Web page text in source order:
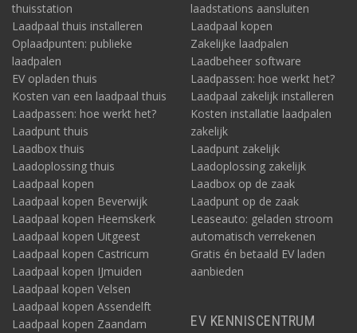
thuisstation
Laadpaal thuis installeren
Oplaadpunten: publieke
laadpalen
EV opladen thuis
Kosten van een laadpaal thuis
Laadpassen: hoe werkt het?
Laadpunt thuis
Laadbox thuis
Laadoplossing thuis
Laadpaal kopen
Laadpaal kopen Beverwijk
Laadpaal kopen Heemskerk
Laadpaal kopen Uitgeest
Laadpaal kopen Castricum
Laadpaal kopen IJmuiden
Laadpaal kopen Velsen
Laadpaal kopen Assendelft
Laadpaal kopen Zaandam
laadstations aansluiten
Laadpaal kopen
Zakelijke laadpalen
Laadbeheer software
Laadpassen: hoe werkt het?
Laadpaal zakelijk installeren
Kosten installatie laadpalen
zakelijk
Laadpunt zakelijk
Laadoplossing zakelijk
Laadbox op de zaak
Laadpunt op de zaak
Leaseauto: geladen stroom
automatisch verrekenen
Gratis én betaald EV laden
aanbieden
EV KENNISCENTRUM